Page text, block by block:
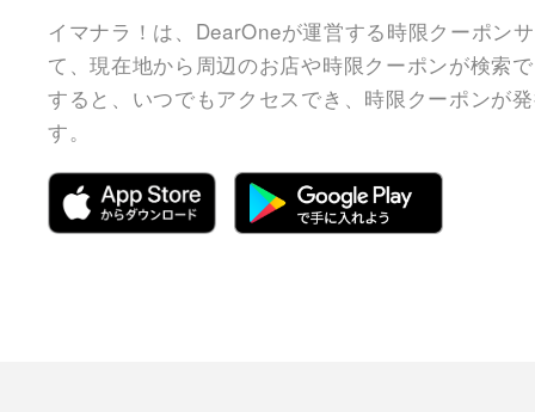
イマナラ！は、DearOneが運営する時限クーポン
て、現在地から周辺のお店や時限クーポンが検索
すると、いつでもアクセスでき、時限クーポンが
す。